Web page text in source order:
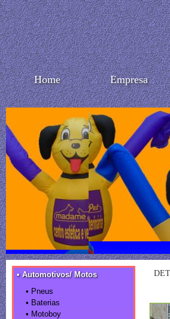
Home Empresa
• Automotivos/ Motos
• Pneus
• Baterias
• Motoboy